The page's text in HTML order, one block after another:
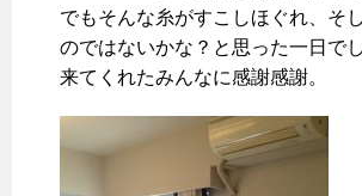
でもそんな糸がすこしほぐれ、そ
のではないかな？と思った一日でし
来てくれたみんなに感謝感謝。